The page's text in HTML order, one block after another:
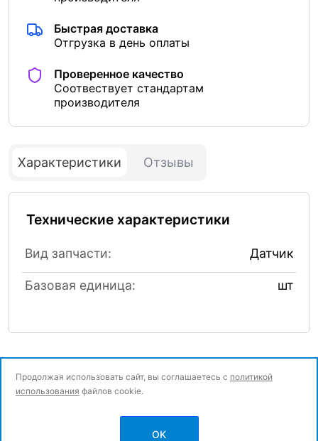
Быстрая доставка
Отгрузка в день оплаты
Проверенное качество
Соотвествует стандартам
производителя
Характеристики Отзывы
Технические характеристики
Вид запчасти: Датчик
Базовая единица: шт
Политика конфиденциальности
Продолжая использовать сайт, вы соглашаетесь с политикой
использования файлов cookie.
OK